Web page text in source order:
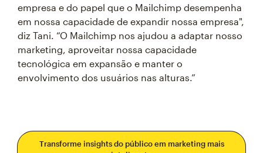
empresa e do papel que o Mailchimp desempenha
em nossa capacidade de expandir nossa empresa",
diz Tani. “O Mailchimp nos ajudou a adaptar nosso
marketing, aproveitar nossa capacidade
tecnológica em expansão e manter o
envolvimento dos usuários nas alturas.”
Transforme insights do público em marketing mais